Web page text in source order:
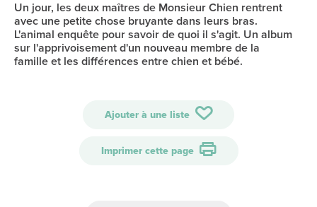
Un jour, les deux maîtres de Monsieur Chien rentrent
avec une petite chose bruyante dans leurs bras.
L'animal enquête pour savoir de quoi il s'agit. Un album
sur l'apprivoisement d'un nouveau membre de la
famille et les différences entre chien et bébé.
Ajouter à une liste
Imprimer cette page